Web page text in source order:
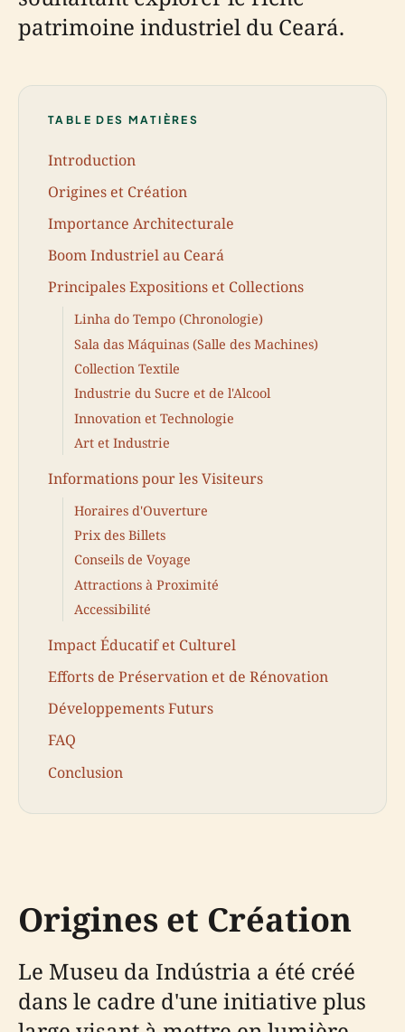
patrimoine industriel du Ceará.
TABLE DES MATIÈRES
Introduction
Origines et Création
Importance Architecturale
Boom Industriel au Ceará
Principales Expositions et Collections
Linha do Tempo (Chronologie)
Sala das Máquinas (Salle des Machines)
Collection Textile
Industrie du Sucre et de l'Alcool
Innovation et Technologie
Art et Industrie
Informations pour les Visiteurs
Horaires d'Ouverture
Prix des Billets
Conseils de Voyage
Attractions à Proximité
Accessibilité
Impact Éducatif et Culturel
Efforts de Préservation et de Rénovation
Développements Futurs
FAQ
Conclusion
Origines et Création
Le Museu da Indústria a été créé
dans le cadre d'une initiative plus